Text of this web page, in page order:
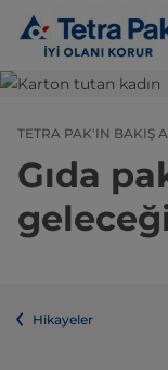
TETRA PAK'IN BAKIŞ
Gıda
Hikayeler